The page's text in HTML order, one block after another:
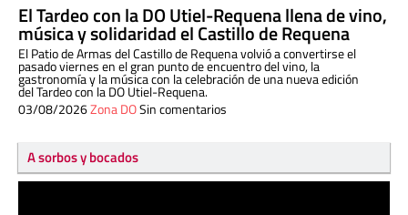
El Tardeo con la DO Utiel-Requena llena de vino,
música y solidaridad el Castillo de Requena
El Patio de Armas del Castillo de Requena volvió a convertirse el
pasado viernes en el gran punto de encuentro del vino, la
gastronomía y la música con la celebración de una nueva edición
del Tardeo con la DO Utiel-Requena.
03/08/2026Zona DOSin comentarios
A sorbos y bocados